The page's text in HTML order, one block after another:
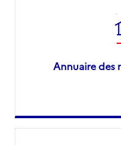
Annuaire des